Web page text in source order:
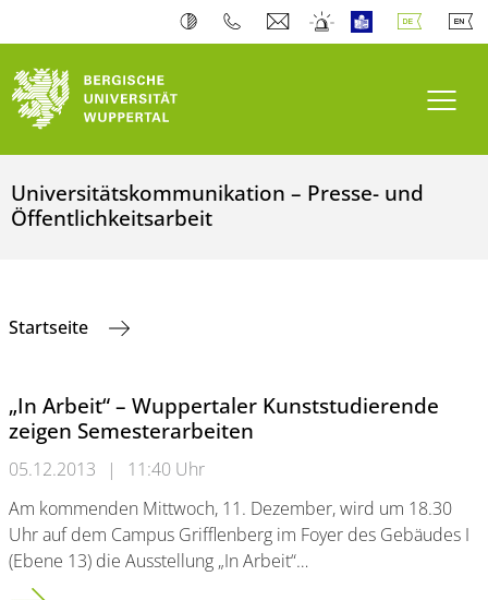
Universitätskommunikation – Presse- und
Öffentlichkeitsarbeit
Startseite
„In Arbeit“ – Wuppertaler Kunststudierende
zeigen Semesterarbeiten
05.12.2013 |
11:40 Uhr
Am kommenden Mittwoch, 11. Dezember, wird um 18.30
Uhr auf dem Campus Grifflenberg im Foyer des Gebäudes I
(Ebene 13) die Ausstellung „In Arbeit“…
„In Arbeit“ – Wuppertaler Kunststudierende zeigen